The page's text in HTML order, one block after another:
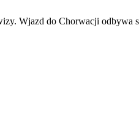
Wjazd do Chorwacji odbywa